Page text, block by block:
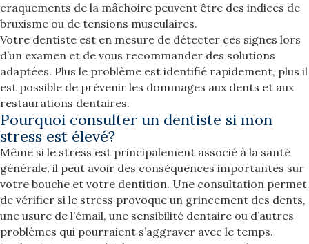
craquements de la mâchoire peuvent être des indices de
bruxisme ou de tensions musculaires.
Votre dentiste est en mesure de détecter ces signes lors
d’un examen et de vous recommander des solutions
adaptées. Plus le problème est identifié rapidement, plus il
est possible de prévenir les dommages aux dents et aux
restaurations dentaires.
Pourquoi consulter un dentiste si mon
stress est élevé?
Même si le stress est principalement associé à la santé
générale, il peut avoir des conséquences importantes sur
votre bouche et votre dentition. Une consultation permet
de vérifier si le stress provoque un grincement des dents,
une usure de l’émail, une sensibilité dentaire ou d’autres
problèmes qui pourraient s’aggraver avec le temps.